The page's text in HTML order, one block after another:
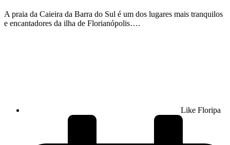
A praia da Caieira da Barra do Sul é um dos lugares mais tranquilos
e encantadores da ilha de Florianópolis….
Like Floripa